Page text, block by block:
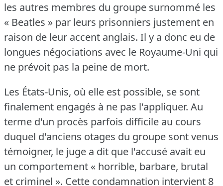
les autres membres du groupe surnommé les
« Beatles » par leurs prisonniers justement en
raison de leur accent anglais. Il y a donc eu de
longues négociations avec le Royaume-Uni qui
ne prévoit pas la peine de mort.
Les États-Unis, où elle est possible, se sont
finalement engagés à ne pas l'appliquer. Au
terme d'un procès parfois difficile au cours
duquel d'anciens otages du groupe sont venus
témoigner, le juge a dit que l'accusé avait eu
un comportement « horrible, barbare, brutal
et criminel ». Cette condamnation intervient 8